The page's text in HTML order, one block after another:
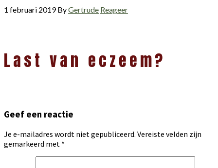
1 februari 2019ByGertrude Reageer
Interacties
Last van eczeem?
Geef een reactie
Je e-mailadres wordt niet gepubliceerd. Vereiste velden zijn
gemarkeerd met *